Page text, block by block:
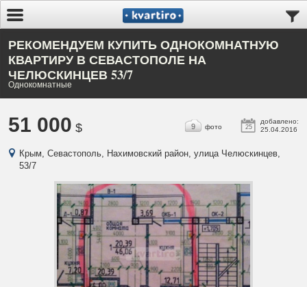
РЕКОМЕНДУЕМ КУПИТЬ ОДНОКОМНАТНУЮ
КВАРТИРУ В СЕВАСТОПОЛЕ НА
ЧЕЛЮСКИНЦЕВ 53/7
Однокомнатные
51 000 $ 25
добавлено:
25.04.2016
9 фото
Крым, Севастополь, Нахимовский район, улица Челюскинцев,
53/7